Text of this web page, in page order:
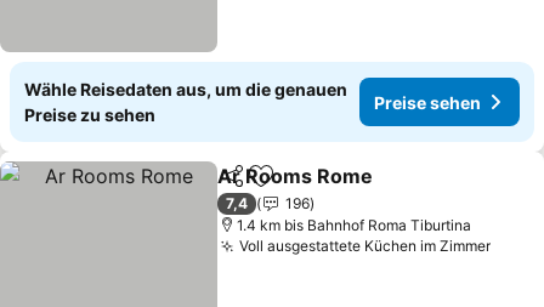
Wähle Reisedaten aus, um die genauen
Preise zu sehen
Preise sehen
TeilenZu Favoriten hinzufügen
Ar Rooms Rome
7,4
196
1.4 km bis Bahnhof Roma Tiburtina
Voll ausgestattete Küchen im Zimmer